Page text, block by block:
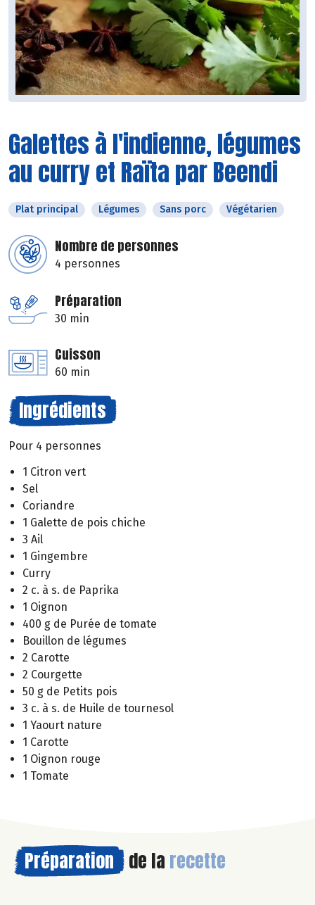
Galettes à l'indienne, légumes
au curry et Raïta par Beendi
Plat principal Légumes Sans porc Végétarien
Nombre de personnes
4 personnes
Préparation
30 min
Cuisson
60 min
Ingrédients
Pour 4 personnes
1 Citron vert
Sel
Coriandre
1 Galette de pois chiche
3 Ail
1 Gingembre
Curry
2 c. à s. de Paprika
1 Oignon
400 g de Purée de tomate
Bouillon de légumes
2 Carotte
2 Courgette
50 g de Petits pois
3 c. à s. de Huile de tournesol
1 Yaourt nature
1 Carotte
1 Oignon rouge
1 Tomate
Préparation de la recette